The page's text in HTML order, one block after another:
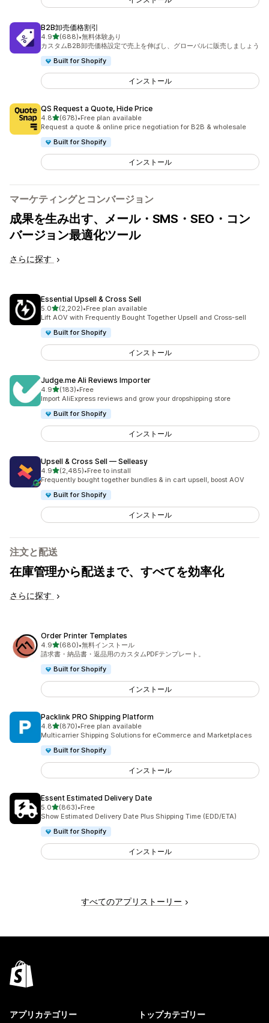
B2B卸売価格割引
4.95つ星中
(688)
合計レビュー数：688件
•無料体験あり
カスタムB2B卸売価格設定で売上を伸ばし、グローバルに販売しましょう
Built for Shopify
インストール
QS Request a Quote, Hide Price
4.85つ星中
(678)
合計レビュー数：678件
•Free plan available
Request a quote & online price negotiation for B2B & wholesale
Built for Shopify
インストール
マーケティングとコンバージョン
成果を生み出す、メール・SMS・SEO・コン
バージョン最適化ツール
さらに探す
Essential Upsell & Cross Sell
5.05つ星中
(2,202)
合計レビュー数：2202件
•Free plan available
Lift AOV with Frequently Bought Together Upsell and Cross-sell
Built for Shopify
インストール
Judge.me Ali Reviews Importer
4.95つ星中
(183)
合計レビュー数：183件
•Free
Import AliExpress reviews and grow your dropshipping store
Built for Shopify
インストール
Upsell & Cross Sell — Selleasy
4.95つ星中
(2,485)
合計レビュー数：2485件
•Free to install
Frequently bought together bundles & in cart upsell, boost AOV
Built for Shopify
インストール
注文と配送
在庫管理から配送まで、すべてを効率化
さらに探す
Order Printer Templates
4.95つ星中
(680)
合計レビュー数：680件
•無料インストール
請求書・納品書・返品用のカスタムPDFテンプレート。
Built for Shopify
インストール
Packlink PRO Shipping Platform
4.85つ星中
(870)
合計レビュー数：870件
•Free plan available
Multicarrier Shipping Solutions for eCommerce and Marketplaces
Built for Shopify
インストール
Essent Estimated Delivery Date
5.05つ星中
(863)
合計レビュー数：863件
•Free
Show Estimated Delivery Date Plus Shipping Time (EDD/ETA)
Built for Shopify
インストール
すべてのアプリストーリー
アプリカテゴリー トップカテゴリー